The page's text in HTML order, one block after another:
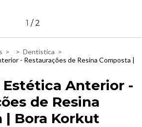
1 /2
> > Dentística >
- Restaurações de Resina Composta |
Estética Anterior -
de Resina
| Bora Korkut